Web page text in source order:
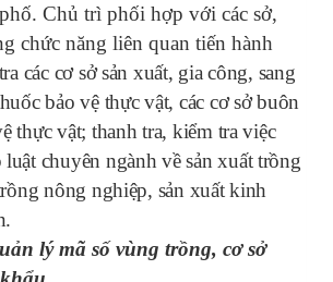
Chủ trì phối hợp với các sở,
chức năng liên quan tiến hành
các cơ sở sản xuất, gia công, sang
bảo vệ thực vật, các cơ sở buôn
thực vật; thanh tra, kiểm tra việc
luật chuyên ngành về sản xuất trồng
nông nghiệp, sản xuất kinh
.
lý mã số vùng trồng, cơ sở